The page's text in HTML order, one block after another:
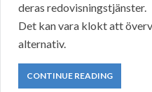
deras redovisningstjänster.
Det kan vara klokt att
alternativ.
CONTINUE READING